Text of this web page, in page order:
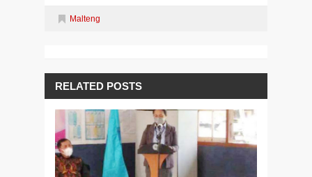
Malteng
RELATED POSTS